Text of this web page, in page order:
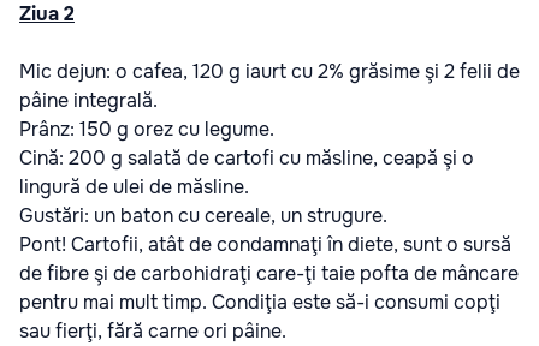
Ziua 2
Mic dejun: o cafea, 120 g iaurt cu 2% grăsime şi 2 felii de
pâine integrală.
Prânz: 150 g orez cu legume.
Cină: 200 g salată de cartofi cu măsline, ceapă şi o
lingură de ulei de măsline.
Gustări: un baton cu cereale, un strugure.
Pont! Cartofii, atât de condamnaţi în diete, sunt o sursă
de fibre şi de carbohidraţi care-ţi taie pofta de mâncare
pentru mai mult timp. Condiţia este să-i consumi copţi
sau fierţi, fără carne ori pâine.